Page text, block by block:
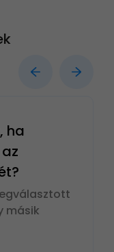
ha
másik